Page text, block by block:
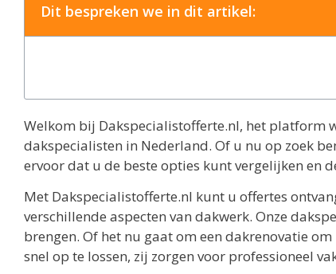
Dit bespreken we in dit artikel:
Welkom bij Dakspecialistofferte.nl, het platform
dakspecialisten in Nederland. Of u nu op zoek
ervoor dat u de beste opties kunt vergelijken en
Met Dakspecialistofferte.nl kunt u offertes
verschillende aspecten van dakwerk. Onze
brengen. Of het nu gaat om een dakrenovatie
snel op te lossen, zij zorgen voor professioneel